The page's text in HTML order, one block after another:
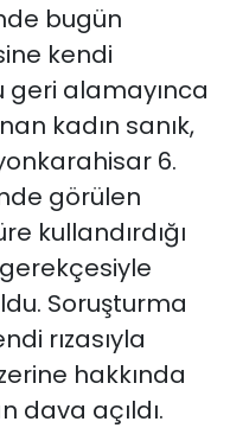
bugün
kendi
alamayınca
kadın sanık,
6.
görülen
kullandırdığı
Soruşturma
rızasıyla
hakkında
dava açıldı.